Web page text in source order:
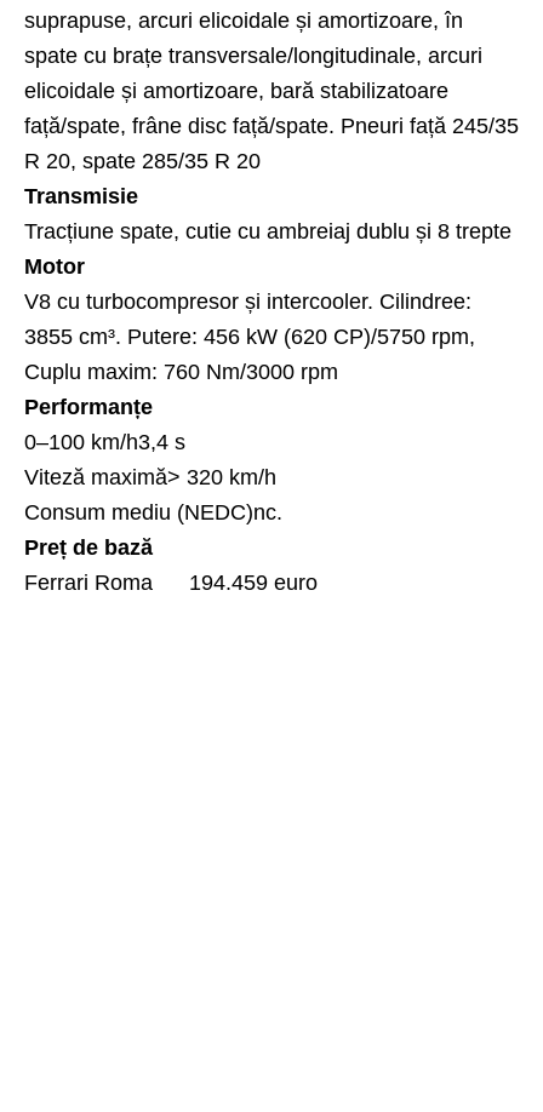
suprapuse, arcuri elicoidale și amortizoare, în
spate cu brațe transversale/longitudinale, arcuri
elicoidale și amortizoare, bară stabilizatoare
față/spate, frâne disc față/spate. Pneuri față 245/35
R 20, spate 285/35 R 20
Transmisie
Tracțiune spate, cutie cu ambreiaj dublu și 8 trepte
Motor
V8 cu turbocompresor și intercooler. Cilindree:
3855 cm³. Putere: 456 kW (620 CP)/5750 rpm,
Cuplu maxim: 760 Nm/3000 rpm
Performanțe
0–100 km/h3,4 s
Viteză maximă> 320 km/h
Consum mediu (NEDC)nc.
Preț de bază
Ferrari Roma 194.459 euro